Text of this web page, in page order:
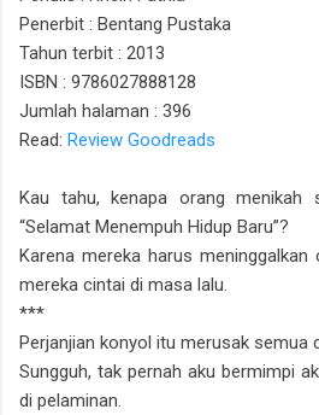
Penerbit : Bentang Pustaka
Tahun terbit : 2013
ISBN : 9786027888128
Jumlah halaman : 396
Read: Review Goodreads
Kau tahu, kenapa orang menikah
“Selamat Menempuh Hidup Baru”?
Karena mereka harus meninggalkan
mereka cintai di masa lalu.
***
Perjanjian konyol itu merusak semua
Sungguh, tak pernah aku bermimpi
di pelaminan.